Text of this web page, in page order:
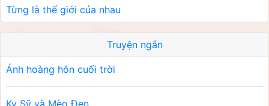
Từng là thế giới của nhau
Truyện ngắn
Ánh hoàng hôn cuối trời
Kỵ Sỹ và Mèo Đen